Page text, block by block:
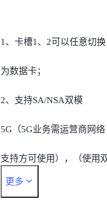
B1/B2/B3/B4/B5/B7/B8/
/B17/B18/B19/B20/B25/
/B28/B32/B66;
5G:
n1/n3/n5/n7/n8/n20/n28/
1、卡槽1、2可以任意切换
为数据卡；
2、支持SA/NSA双模
5G（5G业务需运营商网络
支持方可使用），（使用
卡时数据卡支持SA/NSA双
更多